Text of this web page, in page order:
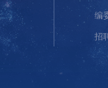
编
招